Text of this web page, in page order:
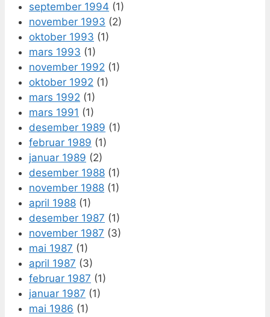
september 1994 (1)
november 1993 (2)
oktober 1993 (1)
mars 1993 (1)
november 1992 (1)
oktober 1992 (1)
mars 1992 (1)
mars 1991 (1)
desember 1989 (1)
februar 1989 (1)
januar 1989 (2)
desember 1988 (1)
november 1988 (1)
april 1988 (1)
desember 1987 (1)
november 1987 (3)
mai 1987 (1)
april 1987 (3)
februar 1987 (1)
januar 1987 (1)
mai 1986 (1)